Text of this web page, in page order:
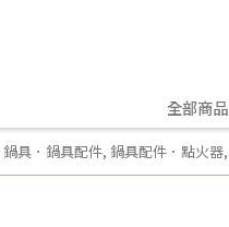
全部商品
鍋具．鍋具配件, 鍋具配件．點火器,